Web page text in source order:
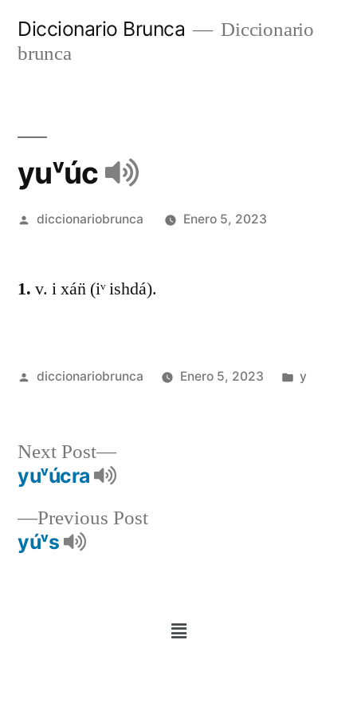
Diccionario Brunca
Diccionario
brunca
yuᵛúc
diccionariobrunca Enero 5, 2023
1. v. i xán̈ (iᵛ ishdá).
diccionariobrunca Enero 5, 2023 y
Previous Post
yúᵛs
Next Post
yuᵛúcra